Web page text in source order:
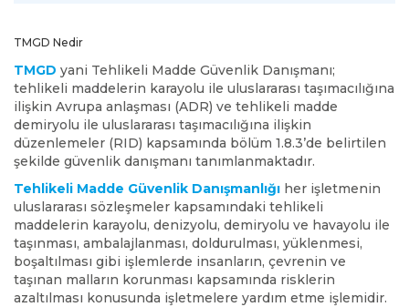
TMGD Nedir
TMGD yani Tehlikeli Madde Güvenlik Danışmanı;
tehlikeli maddelerin karayolu ile uluslararası taşımacılığına
ilişkin Avrupa anlaşması (ADR) ve tehlikeli madde
demiryolu ile uluslararası taşımacılığına ilişkin
düzenlemeler (RID) kapsamında bölüm 1.8.3’de belirtilen
şekilde güvenlik danışmanı tanımlanmaktadır.
Tehlikeli Madde Güvenlik Danışmanlığı her işletmenin
uluslararası sözleşmeler kapsamındaki tehlikeli
maddelerin karayolu, denizyolu, demiryolu ve havayolu ile
taşınması, ambalajlanması, doldurulması, yüklenmesi,
boşaltılması gibi işlemlerde insanların, çevrenin ve
taşınan malların korunması kapsamında risklerin
azaltılması konusunda işletmelere yardım etme işlemidir.